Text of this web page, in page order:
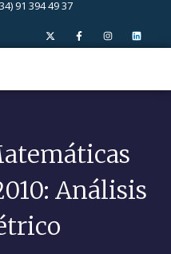
91 394 49 37
Análisis